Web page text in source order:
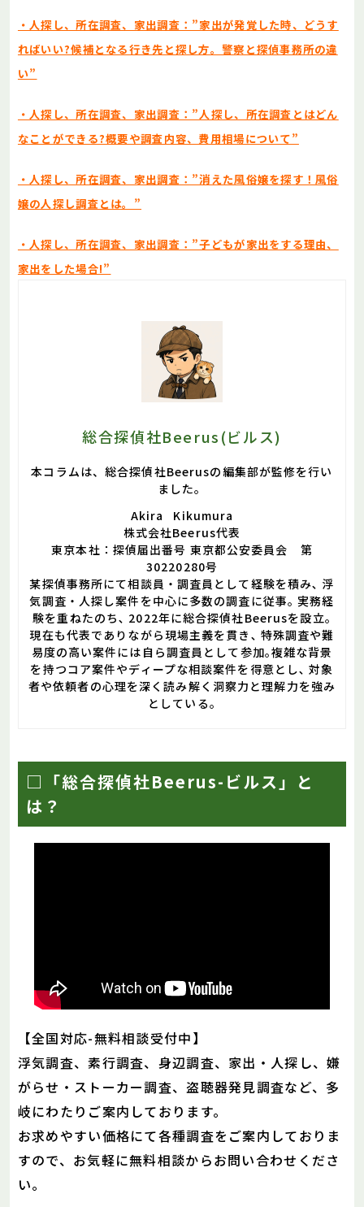
・人探し、所在調査、家出調査：”家出が発覚した時、どうす
ればいい?候補となる行き先と探し方。警察と探偵事務所の違
い”
・人探し、所在調査、家出調査：”人探し、所在調査とはどん
なことができる?概要や調査内容、費用相場について”
・人探し、所在調査、家出調査：”消えた風俗嬢を探す！風俗
嬢の人探し調査とは。”
・人探し、所在調査、家出調査：”子どもが家出をする理由、
家出をした場合!”
総合探偵社Beerus(ビルス)
本コラムは、総合探偵社Beerusの編集部が監修を行い
ました。
Akira Kikumura
株式会社Beerus代表
東京本社：探偵届出番号 東京都公安委員会 第
30220280号
某探偵事務所にて相談員・調査員として経験を積み､ 浮
気調査・人探し案件を中心に多数の調査に従事｡ 実務経
験を重ねたのち､ 2022年に総合探偵社Beerusを設立｡
現在も代表でありながら現場主義を貫き､ 特殊調査や難
易度の高い案件には自ら調査員として参加｡複雑な背景
を持つコア案件やディープな相談案件を得意とし､ 対象
者や依頼者の心理を深く読み解く洞察力と理解力を強み
としている｡
□「総合探偵社Beerus-ビルス」と
は？
【全国対応-無料相談受付中】
浮気調査、素行調査、身辺調査、家出・人探し、嫌
がらせ・ストーカー調査、盗聴器発見調査など、多
岐にわたりご案内しております。
お求めやすい価格にて各種調査をご案内しておりま
すので、お気軽に無料相談からお問い合わせくださ
い。